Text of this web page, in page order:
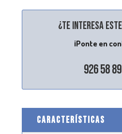
¿Te interesa
¡Ponte en
926 58
CARACTERÍSTICAS